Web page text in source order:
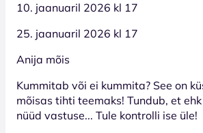
10. jaanuaril 2026 kl 17
25. jaanuaril 2026 kl 17
Anija mõis
Kummitab või ei kummita? See on
mõisas tihti teemaks! Tundub, et
nüüd vastuse... Tule kontrolli ise üle!